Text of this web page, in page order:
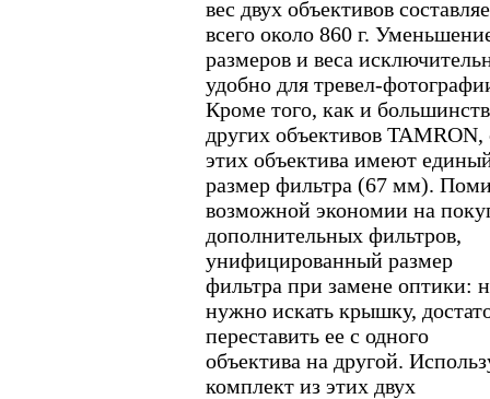
вес двух объективов
всего около 860 г.
размеров и веса
удобно для тревел-
Кроме того, как и
других объективов TAMRON,
этих объектива имеют
размер фильтра (67 мм).
возможной экономии на
дополнительных фильтров,
унифицированный размер
фильтра при замене оптики:
нужно искать крышку,
переставить ее с одного
объектива на другой.
комплект из этих двух